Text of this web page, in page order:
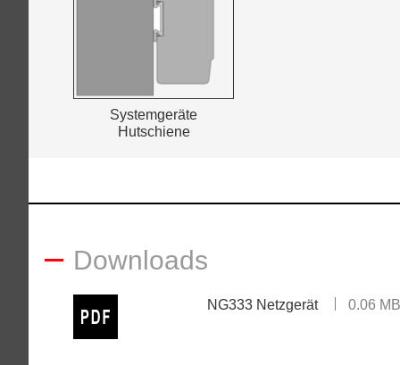
Systemgeräte
Hutschiene
Downloads
NG333 Netzgerät 0.06 MB